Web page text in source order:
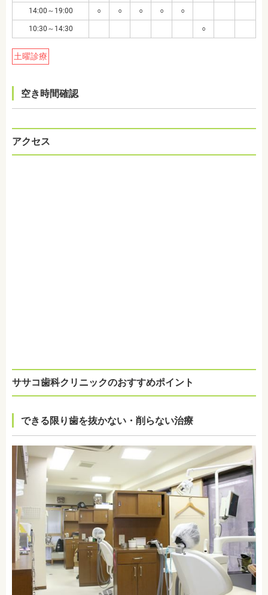
14:00～19:00 ○ ○ ○ ○ ○
10:30～14:30 ○
土曜診療
空き時間確認
アクセス
ササコ歯科クリニックのおすすめポイント
できる限り歯を抜かない・削らない治療